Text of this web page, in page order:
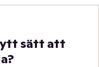
sätt att